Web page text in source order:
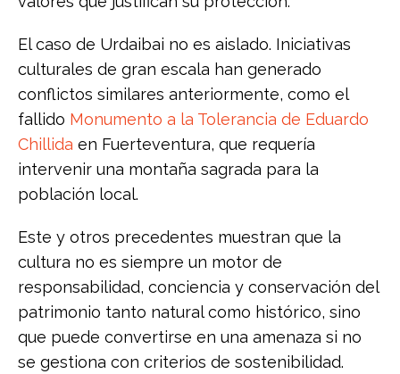
El caso de Urdaibai no es aislado. Iniciativas
culturales de gran escala han generado
conflictos similares anteriormente, como el
fallido Monumento a la Tolerancia de Eduardo
Chillida en Fuerteventura, que requería
intervenir una montaña sagrada para la
población local.
Este y otros precedentes muestran que la
cultura no es siempre un motor de
responsabilidad, conciencia y conservación del
patrimonio tanto natural como histórico, sino
que puede convertirse en una amenaza si no
se gestiona con criterios de sostenibilidad.